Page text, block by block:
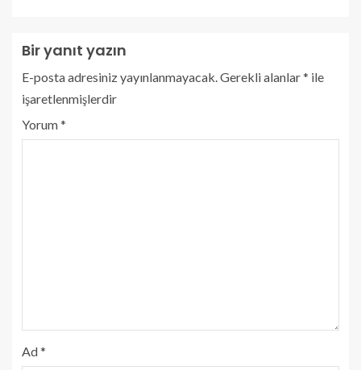
Bir yanıt yazın
E-posta adresiniz yayınlanmayacak.Gerekli alanlar* ile
işaretlenmişlerdir
Yorum*
Ad*